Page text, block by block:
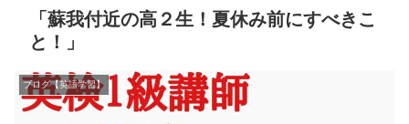
「蘇我付近の高２生！夏休み前にすべきこ
と！」
ブログ【英語学習】